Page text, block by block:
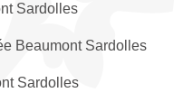
Sardolles
Beaumont Sardolles
Sardolles